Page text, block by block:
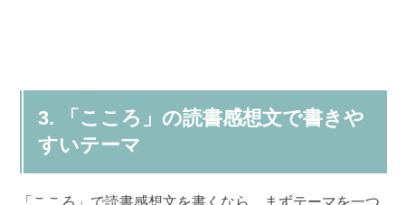
3. 「こころ」の読書感想文で書きや
すいテーマ
「こころ」で読書感想文を書くなら、まずテーマを一つ